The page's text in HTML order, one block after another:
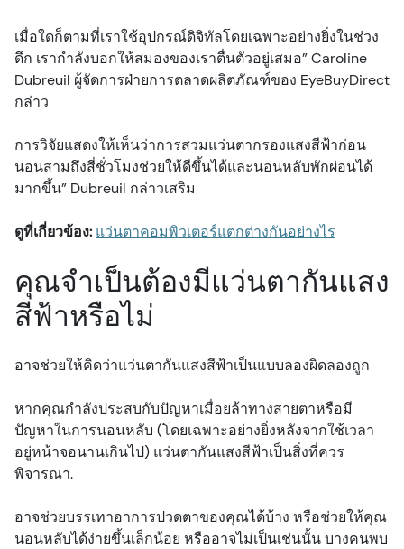
เมื่อใดก็ตามที่เราใช้อุปกรณ์ดิจิทัลโดยเฉพาะอย่างยิ่งในช่วง
ดึก เรากำลังบอกให้สมองของเราตื่นตัวอยู่เสมอ” Caroline
Dubreuil ผู้จัดการฝ่ายการตลาดผลิตภัณฑ์ของ EyeBuyDirect
กล่าว
การวิจัยแสดงให้เห็นว่าการสวมแว่นตากรองแสงสีฟ้าก่อน
นอนสามถึงสี่ชั่วโมงช่วยให้ดีขึ้นได้และนอนหลับพักผ่อนได้
มากขึ้น” Dubreuil กล่าวเสริม
ดูที่เกี่ยวข้อง: แว่นตาคอมพิวเตอร์แตกต่างกันอย่างไร
คุณจำเป็นต้องมีแว่นตากันแสง
สีฟ้าหรือไม่
อาจช่วยให้คิดว่าแว่นตากันแสงสีฟ้าเป็นแบบลองผิดลองถูก
หากคุณกำลังประสบกับปัญหาเมื่อยล้าทางสายตาหรือมี
ปัญหาในการนอนหลับ (โดยเฉพาะอย่างยิ่งหลังจากใช้เวลา
อยู่หน้าจอนานเกินไป) แว่นตากันแสงสีฟ้าเป็นสิ่งที่ควร
พิจารณา.
อาจช่วยบรรเทาอาการปวดตาของคุณได้บ้าง หรือช่วยให้คุณ
นอนหลับได้ง่ายขึ้นเล็กน้อย หรืออาจไม่เป็นเช่นนั้น บางคนพบ